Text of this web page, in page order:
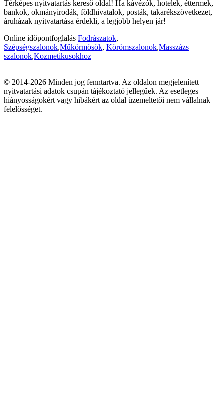
Térképes nyitvatartás kereső oldal! Ha kávézók, hotelek, éttermek,
bankok, okmányirodák, földhivatalok, posták, takarékszövetkezet,
áruházak nyitvatartása érdekli, a legjobb helyen jár!
Online időpontfoglalás Fodrászatok,
Szépségszalonok,Műkörmösök, Körömszalonok,Masszázs
szalonok,Kozmetikusokhoz
© 2014-2026 Minden jog fenntartva. Az oldalon megjelenített
nyitvatartási adatok csupán tájékoztató jellegűek. Az esetleges
hiányosságokért vagy hibákért az oldal üzemeltetői nem vállalnak
felelősséget.